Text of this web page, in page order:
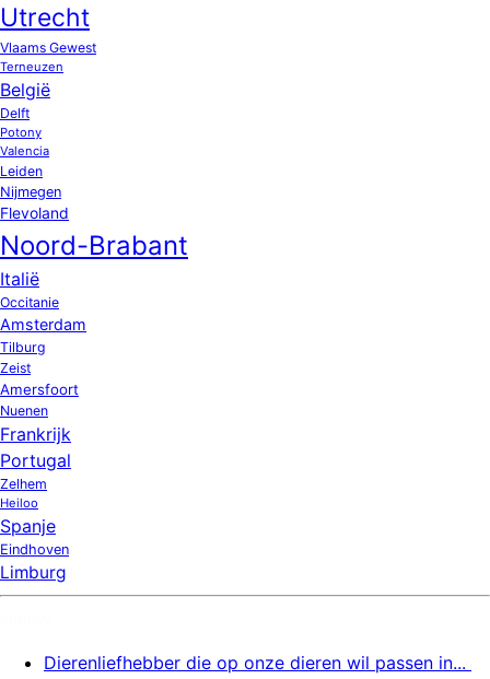
Utrecht
Vlaams Gewest
Terneuzen
België
Delft
Potony
Valencia
Leiden
Nijmegen
Flevoland
Noord-Brabant
Italië
Occitanie
Amsterdam
Tilburg
Zeist
Amersfoort
Nuenen
Frankrijk
Portugal
Zelhem
Heiloo
Spanje
Eindhoven
Limburg
Dierenliefhebber die op onze dieren wil passen in...